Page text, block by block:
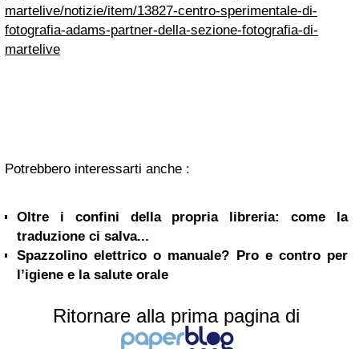
martelive/notizie/item/13827-centro-sperimentale-di-
fotografia-adams-partner-della-sezione-fotografia-di-
martelive
Potrebbero interessarti anche :
Oltre i confini della propria libreria: come la
traduzione ci salva...
Spazzolino elettrico o manuale? Pro e contro per
l’igiene e la salute orale
Ritornare alla prima pagina di